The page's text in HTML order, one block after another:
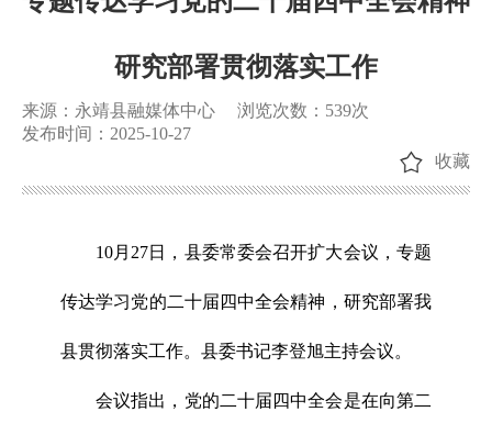
研究部署贯彻落实工作
来源：永靖县融媒体中心 浏览次数： 539次
发布时间：2025-10-27
收藏
10月27日，县委常委会召开扩大会议，专题
传达学习党的二十届四中全会精神，研究部署我
县贯彻落实工作。县委书记李登旭主持会议。
会议指出，党的二十届四中全会是在向第二